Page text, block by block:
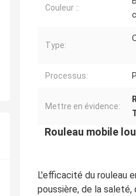
Couleur ::
Type:
Processus:
Mettre en évidence:
Rouleau mobile
L'efficacité du rouleau
poussière, de la